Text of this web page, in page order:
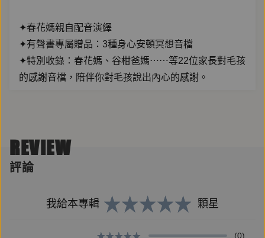
✦春花媽親自配音演繹
✦有聲書專屬贈品：3種身心安頓冥想音檔
✦特別收錄：春花媽、谷柑爸媽⋯⋯等22位家長對毛孩
的感謝音檔，陪伴你對毛孩說出內心的感謝。
你好，我是春花媽，跟你一樣是被動物深愛的人。身為
動物溝通者，有些動物對你低語的話，可能你沒聽見，
然後再見囉⋯⋯」
REVIEW
評論
我給本專輯 顆星
(0)